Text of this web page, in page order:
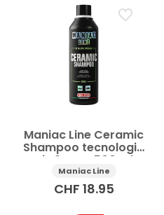
Maniac Line Ceramic
Shampoo tecnologia
SiO2 auto 500 ml
Maniac Line
CHF 18.95